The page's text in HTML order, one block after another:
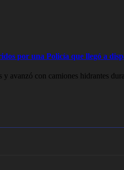
por una Policía que llegó a
avanzó con camiones hidrantes